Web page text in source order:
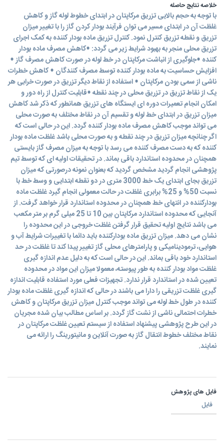
خلاصه نتایج حاصله
با توجه به حجم بالایی تزریق مرکاپتان در ابتدای خطوط لوله گاز و کاهش
غلظت آن در ابتدای مسیر می توان فرآیند بودار کردن گاز را با تغییر میزان
تزریق و نقطه تزریق کنترل نمود. کنترل تزریق ماده بودار کننده به کمک اجرای
تزریق محلی منجر به بهبود شرایط زیر می گردد: •کاهش مصرف ماده بودار
کننده •جلوگیری از انباشت مرکاپتان در خط لوله در صورت کاهش مصرف گاز •
افزایش حساسیت به ماده بودار کننده توسط مصرف کنندگان • کاهش خطرات
ناشی از سمی بودن مرکاپتان • استفاده از نقاط دیگر تزریق در صورت خرابی هر
یک از نقاط تزریق در تزریق محلی در چند نقطه •قابلیت کنترل از راه دور و
امکان انجام تعمیرات دوره ای ایستگاه های تزریق همانطور که ذکر شد کاهش
میزان تزریق در ابتدای خط لوله و تقسیم آن در نقاط مختلف به صورت محلی
می تواند موجب کاهش مصرف ماده بودار کننده گردد. این در حالی است که
اگر چنانچه میزان تزریق در چند نقطه و به صورت محلی باشد غلظت ماده بودار
کننده که به دست مصرف کننده می رسد با توجه به میزان مصرف گاز بایستی
همچنان در محدوده استاندارد باقی بماند. در تحقیقات اولیه ای که توسط تیم
پژوهشی انجام گردید مشخص گردید که بعنوان نمونه درصورتی که میزان
تزریق بجای ابتدای یک خط 3000 متری در دو نقطه ابتدایی و وسط خط با
نسبت 50% و 25% برابری غلظت در حالت معمولی انجام گیرد غلظت ماده
بودارکننده در انتهای خط همچنان در محدوده استاندارد قرار خواهد گرفت. از
آنجایی که محدوده استاندارد مرکاپتان بین 10 تا 25 میلی گرم بر متر مکعب
می باشد نتایج اولیه تحقیق قرار گرفتن غلظت خروجی در این محدوده را
نشان می دهد. میزان تزریق ماده بودارکننده باید دائما با تغییرات شرایط آب و
هوایی، ترمودینامیکی و پارامترهای محلی گاز تغییر پیدا کند تا غلظت در حد
استاندارد خود باقی بماند. این در حالی است که به دلیل عدم اندازه گیری
غلظت مواد بودار کننده به طور پیوسته، معمولا میزان این مواد در محدوده
تعیین شده در استاندارد قرار ندارد. تجهیزات فعلی مورد استفاده قابلیت اندازه
گیری غلظت تزریقی را دارا می باشند در حالی که اندازه گیری غلظت ماده بودار
کننده در طول خط لوله می تواند موجب کنترل میزان تزریق مرکاپتان و کاهش
خطرات احتمالی ناشی از نشت گاز گردد. بر اساس مطالب بیان شده مجریان
در این طرح پژوهشی پیشنهاد استفاده از سیستم تعیین غلظت مرکاپتان در
نقاط مختلف خطوط انتقال گاز به صورت آنلاین و مانیتورینگ را ارائه می
نمایند.
فایل های پژوهش
فایل